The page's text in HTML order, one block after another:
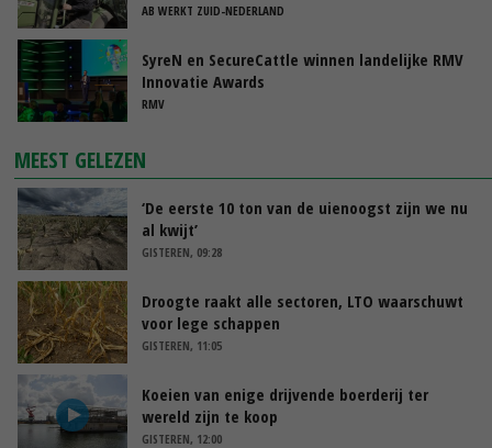
AB WERKT ZUID-NEDERLAND
SyreN en SecureCattle winnen landelijke RMV
Innovatie Awards
RMV
MEEST GELEZEN
‘De eerste 10 ton van de uienoogst zijn we nu
al kwijt’
GISTEREN, 09:28
Droogte raakt alle sectoren, LTO waarschuwt
voor lege schappen
GISTEREN, 11:05
Koeien van enige drijvende boerderij ter
wereld zijn te koop
GISTEREN, 12:00